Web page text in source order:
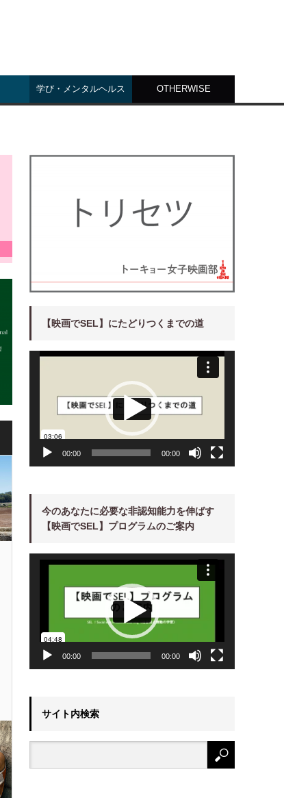
学び・メンタルヘルス OTHERWISE
【映画でSEL】にたどりつくまでの道
00:00 00:00
今のあなたに必要な非認知能力を伸ばす
【映画でSEL】プログラムのご案内
動
00:00 00:00
サイト内検索